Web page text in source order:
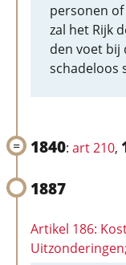
personen
zal het Rijk
den voet bij
schadeloos
1840: art 210,
1887
Artikel 186: